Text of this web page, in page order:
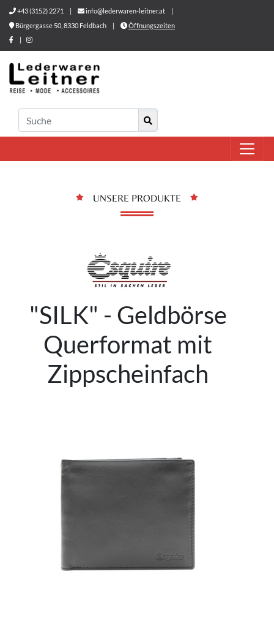
+43 (3152) 2271 | info@lederwaren-leitner.at
|
Bürgergasse 50, 8330 Feldbach
|
Öffnungszeiten
|
UNSERE PRODUKTE
"SILK" - Geldbörse
Querformat mit
Zippscheinfach